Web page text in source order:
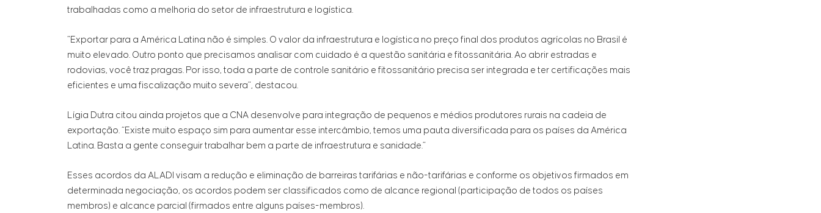
trabalhadas como a melhoria do setor de infraestrutura e logística.
“Exportar para a América Latina não é simples. O valor da infraestrutura e logística no preço final dos produtos agrícolas no Brasil é
muito elevado. Outro ponto que precisamos analisar com cuidado é a questão sanitária e fitossanitária. Ao abrir estradas e
rodovias, você traz pragas. Por isso, toda a parte de controle sanitário e fitossanitário precisa ser integrada e ter certificações mais
eficientes e uma fiscalização muito severa”, destacou.
Lígia Dutra citou ainda projetos que a CNA desenvolve para integração de pequenos e médios produtores rurais na cadeia de
exportação. “Existe muito espaço sim para aumentar esse intercâmbio, temos uma pauta diversificada para os países da América
Latina. Basta a gente conseguir trabalhar bem a parte de infraestrutura e sanidade.”
Esses acordos da ALADI visam a redução e eliminação de barreiras tarifárias e não-tarifárias e conforme os objetivos firmados em
determinada negociação, os acordos podem ser classificados como de alcance regional (participação de todos os países
membros) e alcance parcial (firmados entre alguns países-membros).